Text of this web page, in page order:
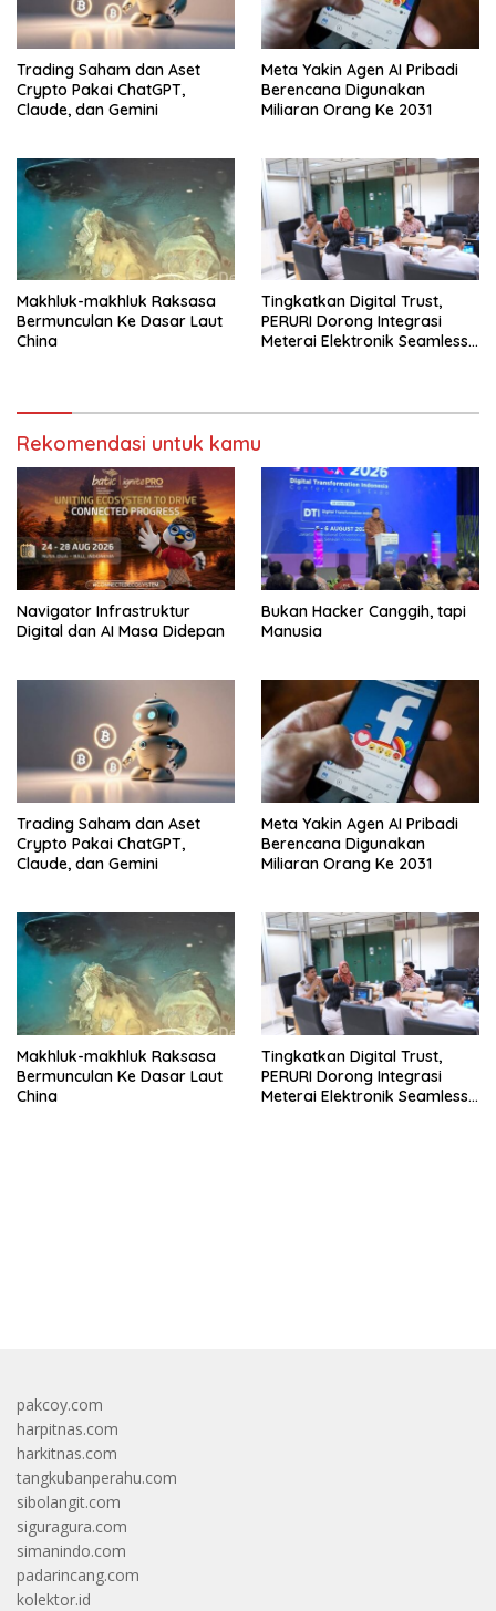
Trading Saham dan Aset
Crypto Pakai ChatGPT,
Claude, dan Gemini
Meta Yakin Agen AI Pribadi
Berencana Digunakan
Miliaran Orang Ke 2031
Makhluk-makhluk Raksasa
Bermunculan Ke Dasar Laut
China
Tingkatkan Digital Trust,
PERURI Dorong Integrasi
Meterai Elektronik Seamless
Rekomendasi untuk kamu
Navigator Infrastruktur
Digital dan AI Masa Didepan
Bukan Hacker Canggih, tapi
Manusia
Trading Saham dan Aset
Crypto Pakai ChatGPT,
Claude, dan Gemini
Meta Yakin Agen AI Pribadi
Berencana Digunakan
Miliaran Orang Ke 2031
Makhluk-makhluk Raksasa
Bermunculan Ke Dasar Laut
China
Tingkatkan Digital Trust,
PERURI Dorong Integrasi
Meterai Elektronik Seamless
pakcoy.com
harpitnas.com
harkitnas.com
tangkubanperahu.com
sibolangit.com
siguragura.com
simanindo.com
padarincang.com
kolektor.id